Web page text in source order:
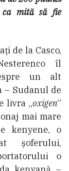
ca mită să fie
de la Casco,
îl
un alt
– Sudanul de
livra „oxigen”
mai mare
kenyene, o
șoferului,
o